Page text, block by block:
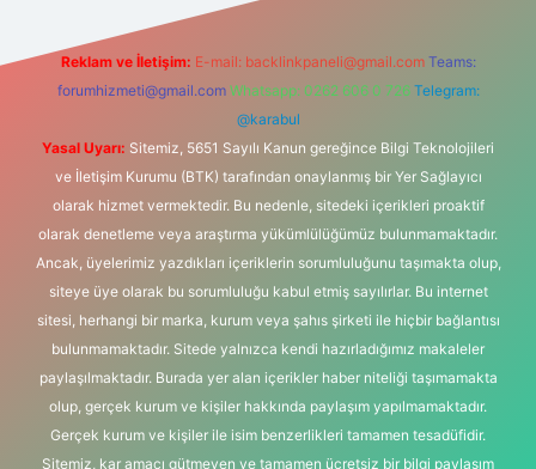
Reklam ve İletişim: E-mail: backlinkpaneli@gmail.com Teams:
forumhizmeti@gmail.com Whatsapp: 0262 606 0 726 Telegram:
@karabul
Yasal Uyarı: Sitemiz, 5651 Sayılı Kanun gereğince Bilgi Teknolojileri
ve İletişim Kurumu (BTK) tarafından onaylanmış bir Yer Sağlayıcı
olarak hizmet vermektedir. Bu nedenle, sitedeki içerikleri proaktif
olarak denetleme veya araştırma yükümlülüğümüz bulunmamaktadır.
Ancak, üyelerimiz yazdıkları içeriklerin sorumluluğunu taşımakta olup,
siteye üye olarak bu sorumluluğu kabul etmiş sayılırlar. Bu internet
sitesi, herhangi bir marka, kurum veya şahıs şirketi ile hiçbir bağlantısı
bulunmamaktadır. Sitede yalnızca kendi hazırladığımız makaleler
paylaşılmaktadır. Burada yer alan içerikler haber niteliği taşımamakta
olup, gerçek kurum ve kişiler hakkında paylaşım yapılmamaktadır.
Gerçek kurum ve kişiler ile isim benzerlikleri tamamen tesadüfidir.
Sitemiz, kar amacı gütmeyen ve tamamen ücretsiz bir bilgi paylaşım